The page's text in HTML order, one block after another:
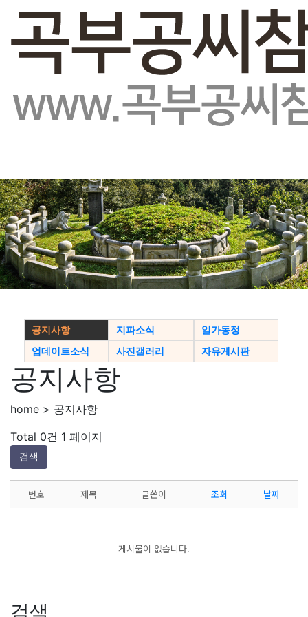
회원가입
로그인
오늘0어제 최대0전체 0
공지사항 지파소식
일가동정
업데이트소식
사진갤러리 자유게시판
공지사항
home > 공지사항
Total 0건 1 페이지
검색
번호 제목 글쓴이 조회 날짜
게시물이 없습니다.
검색